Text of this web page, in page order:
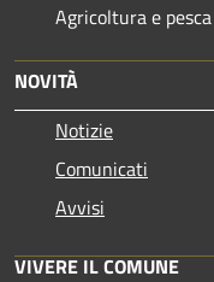
Agricoltura e pesca
NOVITÀ
Notizie
Comunicati
Avvisi
VIVERE IL COMUNE